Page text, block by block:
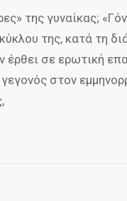
της γυναίκας;
της, κατά τη
έρθει σε ερωτική
στον